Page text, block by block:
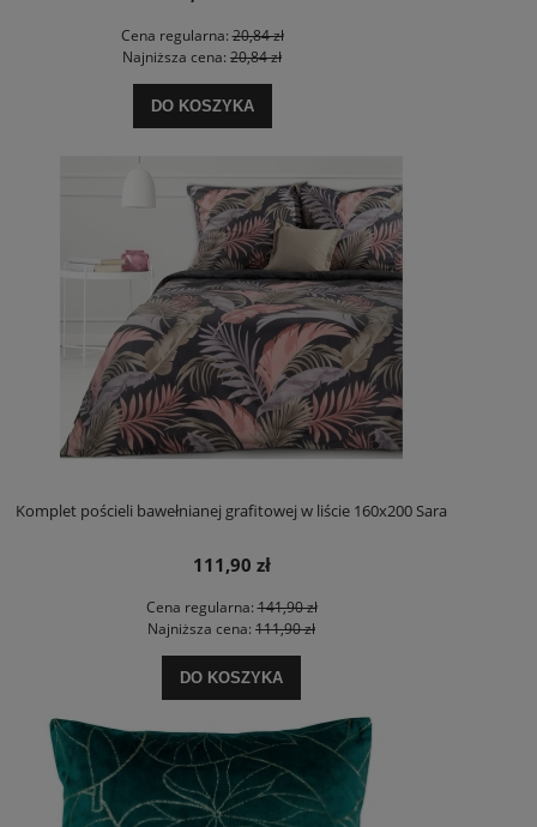
Cena regularna:20,84 zł
Najniższa cena: 20,84 zł
DO KOSZYKA
Komplet pościeli bawełnianej grafitowej w liście 160x200 Sara
111,90 zł
Cena regularna:141,90 zł
Najniższa cena: 111,90 zł
DO KOSZYKA